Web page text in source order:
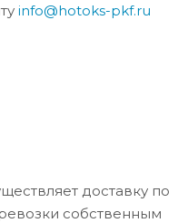
info@hotoks-pkf.ru
доставку по
собственным